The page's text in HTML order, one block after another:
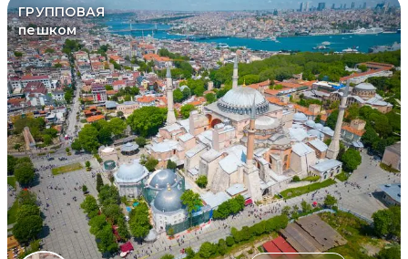
ГРУППОВАЯ
пешком